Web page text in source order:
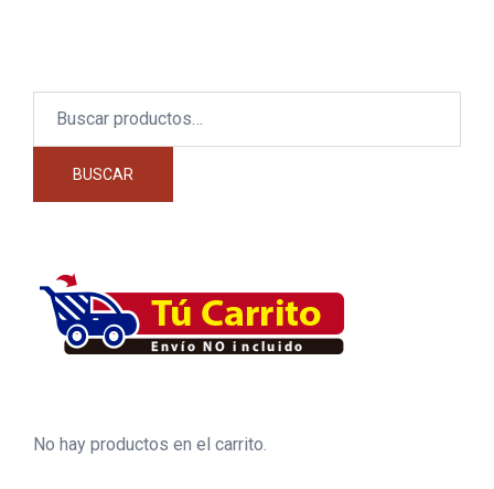
BUSCAR
No hay productos en el carrito.